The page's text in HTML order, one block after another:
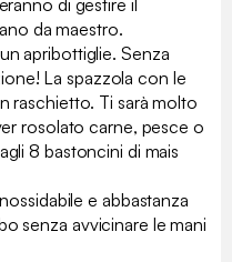
di gestire il
da maestro.
apribottiglie. Senza
La spazzola con le
raschietto. Ti sarà molto
rosolato carne, pesce o
8 bastoncini di mais
e abbastanza
senza avvicinare le mani